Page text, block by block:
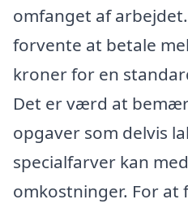
omfanget af
forvente at betale
kroner for en
Det er værd at
opgaver som delvis
specialfarver kan
omkostninger. For